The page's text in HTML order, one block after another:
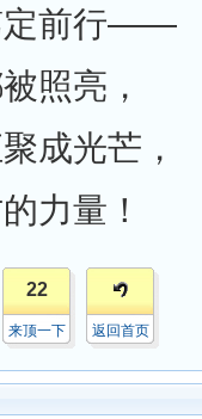
定前行——
照亮，
成光芒，
力量！
22
来顶一下 返回首页